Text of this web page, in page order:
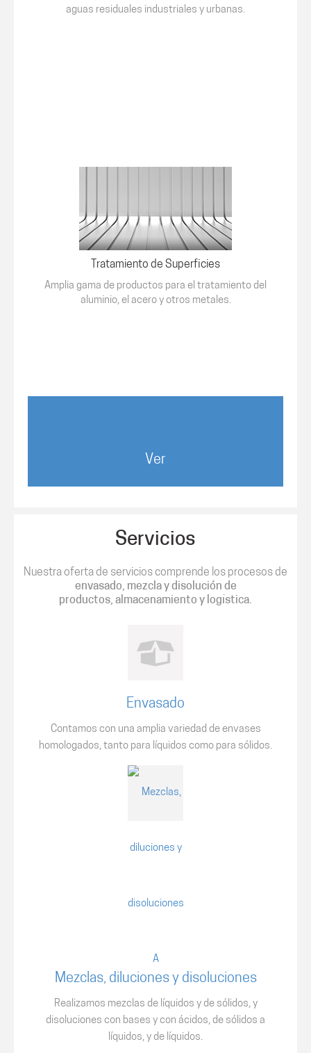
aguas residuales industriales y urbanas.
Tratamiento de Superficies
Amplia gama de productos para el tratamiento del
aluminio, el acero y otros metales.
Ver
Servicios
Nuestra oferta de servicios comprende los procesos de
envasado, mezcla y disolución de
productos, almacenamiento y logística.
Envasado
Contamos con una amplia variedad de envases
homologados, tanto para líquidos como para sólidos.
Mezclas, diluciones y disoluciones
Realizamos mezclas de líquidos y de sólidos, y
disoluciones con bases y con ácidos, de sólidos a
líquidos, y de líquidos.